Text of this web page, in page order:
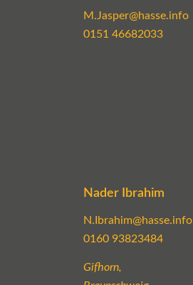
M.Jasper@hasse.info
0151 46682033
Nader Ibrahim
N.Ibrahim@hasse.info
0160 93823484
Gifhorn,